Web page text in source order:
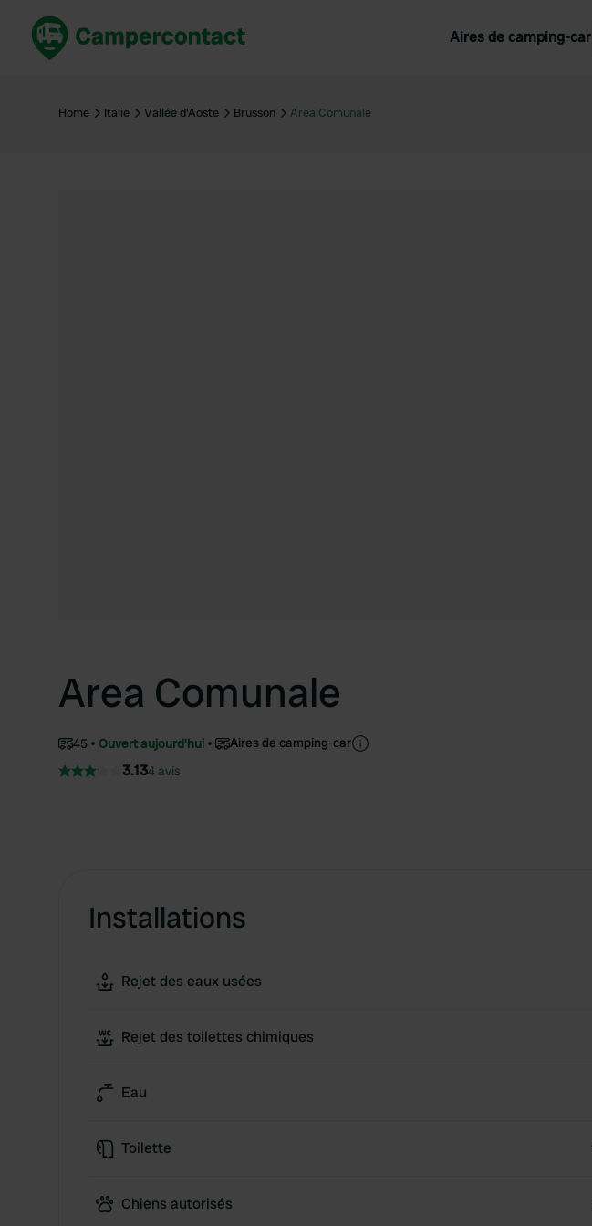
Aires de camping-car
France
France
Home Italie Vallée d'Aoste Brusson Area Comunale
Area Comunale
45 Ouvert aujourd'hui Aires de camping-car
3.134 avis
Installations
Rejet des eaux usées
Rejet des toilettes chimiques
Eau
Toilette
Chiens autorisés